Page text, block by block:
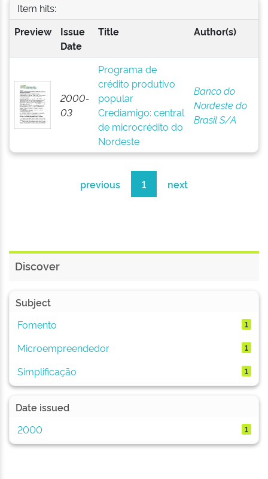
Item hits:
Preview
Issue
Date
Title Author(s)
2000-
03
Programa de
crédito produtivo
popular
Crediamigo: central
de microcrédito do
Nordeste
Banco do
Nordeste do
Brasil S/A
previous 1 next
Discover
Subject
Fomento
1
Microempreendedor 1
Simplificação 1
Date issued
2000
1